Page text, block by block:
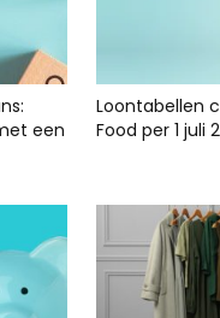
een
Loontabellen
Food per 1 juli